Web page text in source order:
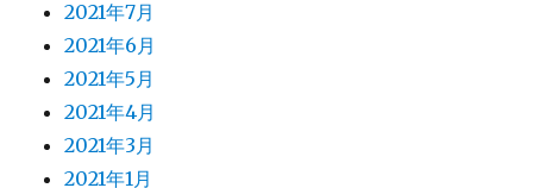
2021年7月
2021年6月
2021年5月
2021年4月
2021年3月
2021年1月